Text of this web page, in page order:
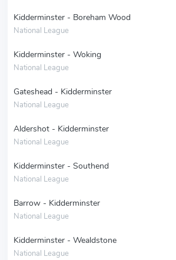
Kidderminster - Boreham Wood
National League
Kidderminster - Woking
National League
Gateshead - Kidderminster
National League
Aldershot - Kidderminster
National League
Kidderminster - Southend
National League
Barrow - Kidderminster
National League
Kidderminster - Wealdstone
National League